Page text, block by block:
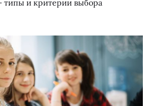
типы и критерии выбора